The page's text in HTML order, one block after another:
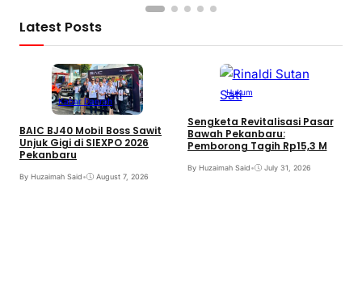
Latest Posts
Kabar Daerah
BAIC BJ40 Mobil Boss Sawit
Unjuk Gigi di SIEXPO 2026
Pekanbaru
By Huzaimah Said• August 7, 2026
Hukum
Sengketa Revitalisasi Pasar
Bawah Pekanbaru:
Pemborong Tagih Rp15,3 M
By Huzaimah Said• July 31, 2026